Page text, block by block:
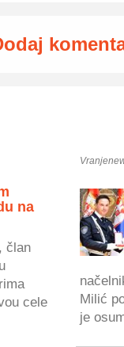
na
član
cele
Milić
je